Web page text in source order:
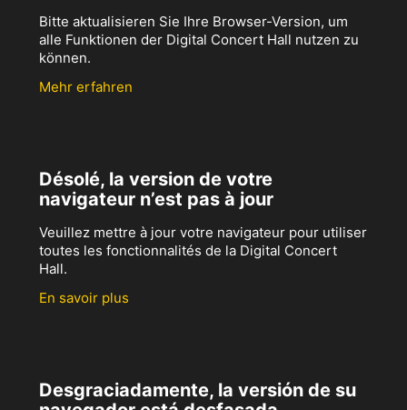
Bitte aktualisieren Sie Ihre Browser-Version, um
alle Funktionen der Digital Concert Hall nutzen zu
können.
Mehr erfahren
Désolé, la version de votre
navigateur n’est pas à jour
Veuillez mettre à jour votre navigateur pour utiliser
toutes les fonctionnalités de la Digital Concert
Hall.
En savoir plus
Desgraciadamente, la versión de su